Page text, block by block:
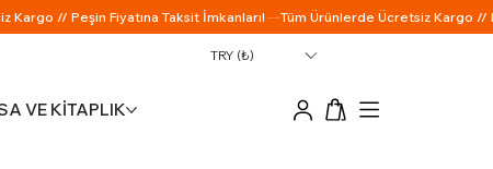
VE KİTAPLIK
TRY (₺)